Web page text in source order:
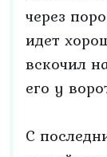
через
идет
вскочил
его у
С